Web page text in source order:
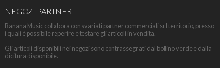
NEGOZI PARTNER
Banana Music collabora con svariati partner commerciali sul territorio, presso
i quali è possibile reperire e testare gli articoli in vendita.
Gli articoli disponibili nei negozi sono contrassegnati dal bollino verde e dalla
dicitura disponibile.